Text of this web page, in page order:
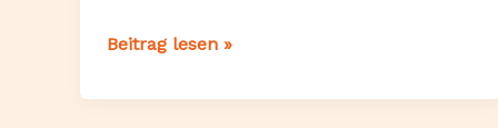
Gutschein
einen
Beitrag lesen »